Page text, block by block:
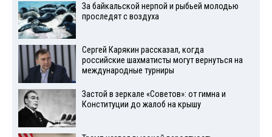
За байкальской нерпой и рыбьей молодью
проследят с воздуха
Сергей Карякин рассказал, когда
российские шахматисты могут вернуться на
международные турниры
Застой в зеркале «Советов»: от гимна и
Конституции до жалоб на крышу